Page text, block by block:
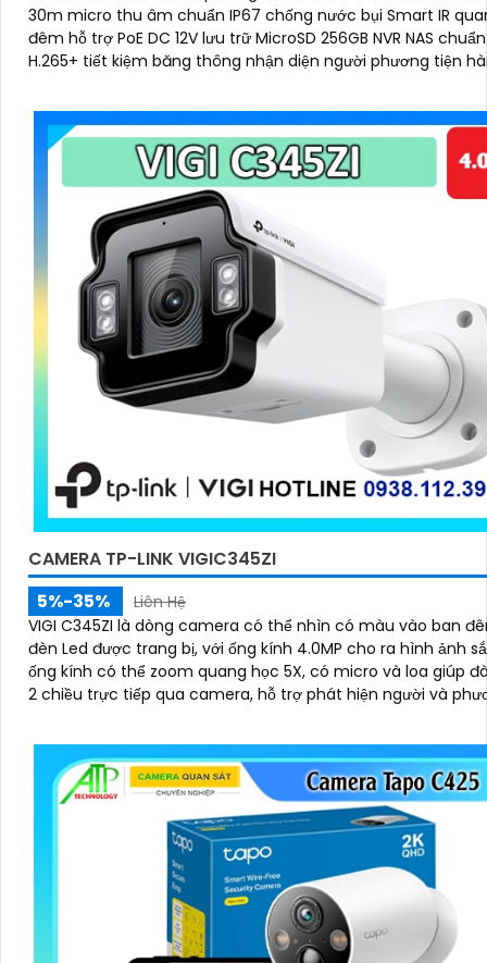
30m micro thu âm chuẩn IP67 chống nước bụi Smart IR
đêm hỗ trợ PoE DC 12V lưu trữ MicroSD 256GB NVR NAS
H.265+ tiết kiệm băng thông nhận diện người phương tiện
sắc nét
CAMERA TP-LINK VIGIC345ZI
5%-35%
Liên Hệ
VIGI C345ZI là dòng camera có thể nhìn có màu vào ban
đèn Led được trang bị, với ống kính 4.0MP cho ra hình ảnh
ống kính có thể zoom quang học 5X, có micro và loa giúp
2 chiều trực tiếp qua camera, hỗ trợ phát hiện người và